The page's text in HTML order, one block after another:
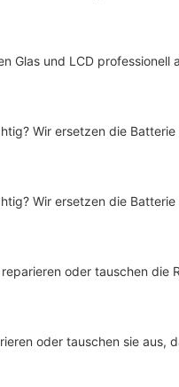
Glas und LCD
Wir ersetzen die
Wir ersetzen die
oder tauschen die
oder tauschen sie aus,